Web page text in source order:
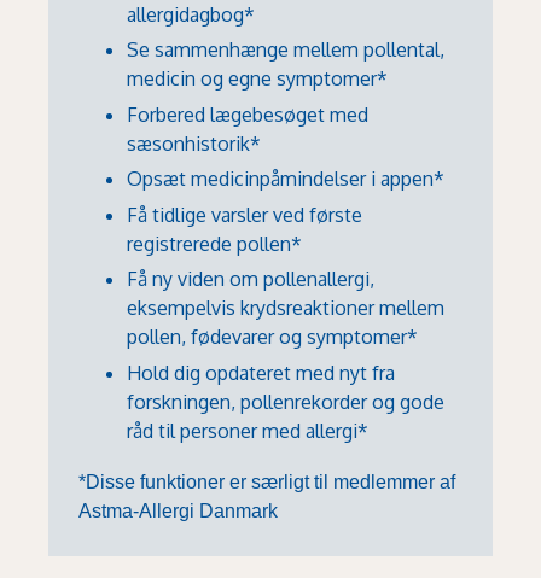
allergidagbog*
Se sammenhænge mellem pollental,
medicin og egne symptomer*
Forbered lægebesøget med
sæsonhistorik*
Opsæt medicinpåmindelser i appen*
Få tidlige varsler ved første
registrerede pollen*
Få ny viden om pollenallergi,
eksempelvis krydsreaktioner mellem
pollen, fødevarer og symptomer*
Hold dig opdateret med nyt fra
forskningen, pollenrekorder og gode
råd til personer med allergi*
*Disse funktioner er særligt til medlemmer af
Astma-Allergi Danmark